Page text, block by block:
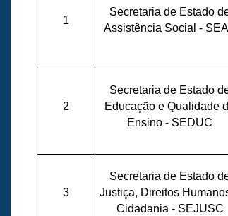
1
Secretaria de Estado
Assistência Social -
2
Secretaria de Estado
Educação e Qualidade
Ensino - SEDUC
3
Secretaria de Estado
Justiça, Direitos
Cidadania - SEJUSC